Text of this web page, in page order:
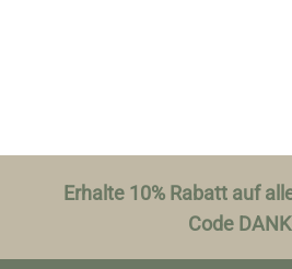
Erhalte 10% Rabatt auf
Code